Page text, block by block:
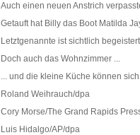
Auch einen neuen Anstrich
Getauft hat Billy das Boot Matilda
Letztgenannte ist sichtlich
Doch auch das Wohnzimmer ...
... und die kleine Küche können
Roland Weihrauch/dpa
Cory Morse/The Grand Rapids
Luis Hidalgo/AP/dpa